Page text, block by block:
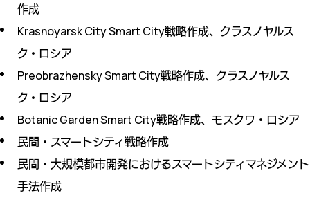
作成
Krasnoyarsk City Smart City戦略作成、クラスノヤルス
ク・ロシア
Preobrazhensky Smart City戦略作成、クラスノヤルス
ク・ロシア
Botanic Garden Smart City戦略作成、モスクワ・ロシア
民間・スマートシティ戦略作成
民間・大規模都市開発におけるスマートシティマネジメント
手法作成